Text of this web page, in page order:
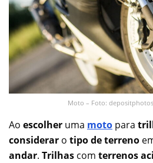
Moto – Foto:
Ao escolher uma moto para
considerar o tipo de terreno
andar. Trilhas com terrenos